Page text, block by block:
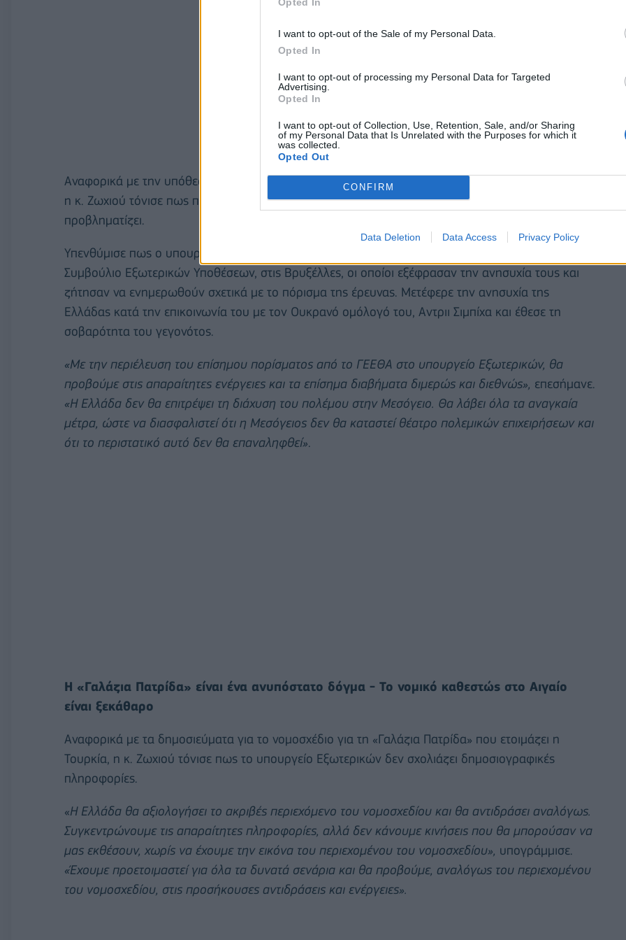
I want to opt-out of the Sale of my Personal Data.
Opted In
I want to opt-out of processing my Personal Data for Targeted
Advertising.
Opted In
I want to opt-out of Collection, Use, Retention, Sale, and/or Sharing
of my Personal Data that Is Unrelated with the Purposes for which it
was collected.
Opted Out
CONFIRM
Data Deletion Data Access Privacy Policy
Αναφορικά με την υπόθεση του εντοπισθέντος στη Λευκάδα μη επανδρωμένου πλωτού σκάφους,
η κ. Ζωχιού τόνισε πως πρόκειται για ένα ιδιαίτερα σοβαρό περιστατικό, το οποίο μας
προβληματίζει.
Υπενθύμισε πως ο υπουργός Εξωτερικών έθεσε το θέμα στους Ευρωπαίους εταίρους στο
Συμβούλιο Εξωτερικών Υποθέσεων, στις Βρυξέλλες, οι οποίοι εξέφρασαν την ανησυχία τους και
ζήτησαν να ενημερωθούν σχετικά με το πόρισμα της έρευνας. Μετέφερε την ανησυχία της
Ελλάδας κατά την επικοινωνία του με τον Ουκρανό ομόλογό του, Αντριι Σιμπίχα και έθεσε τη
σοβαρότητα του γεγονότος.
«Με την περιέλευση του επίσημου πορίσματος από το ΓΕΕΘΑ στο υπουργείο Εξωτερικών, θα
προβούμε στις απαραίτητες ενέργειες και τα επίσημα διαβήματα διμερώς και διεθνώς», επεσήμανε.
«Η Ελλάδα δεν θα επιτρέψει τη διάχυση του πολέμου στην Μεσόγειο. Θα λάβει όλα τα αναγκαία
μέτρα, ώστε να διασφαλιστεί ότι η Μεσόγειος δεν θα καταστεί θέατρο πολεμικών επιχειρήσεων και
ότι το περιστατικό αυτό δεν θα επαναληφθεί».
Η «Γαλάζια Πατρίδα» είναι ένα ανυπόστατο δόγμα - Το νομικό καθεστώς στο Αιγαίο
είναι ξεκάθαρο
Αναφορικά με τα δημοσιεύματα για το νομοσχέδιο για τη «Γαλάζια Πατρίδα» που ετοιμάζει η
Τουρκία, η κ. Ζωχιού τόνισε πως το υπουργείο Εξωτερικών δεν σχολιάζει δημοσιογραφικές
πληροφορίες.
«Η Ελλάδα θα αξιολογήσει το ακριβές περιεχόμενο του νομοσχεδίου και θα αντιδράσει αναλόγως.
Συγκεντρώνουμε τις απαραίτητες πληροφορίες, αλλά δεν κάνουμε κινήσεις που θα μπορούσαν να
μας εκθέσουν, χωρίς να έχουμε την εικόνα του περιεχομένου του νομοσχεδίου», υπογράμμισε.
«Έχουμε προετοιμαστεί για όλα τα δυνατά σενάρια και θα προβούμε, αναλόγως του περιεχομένου
του νομοσχεδίου, στις προσήκουσες αντιδράσεις και ενέργειες».